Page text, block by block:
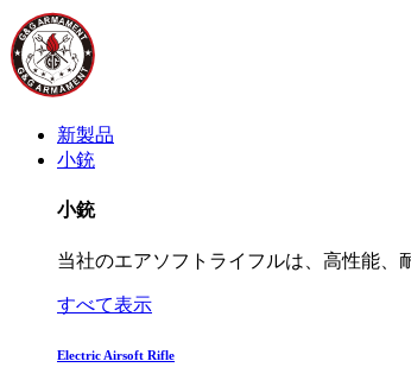
新製品
小銃
小銃
当社のエアソフトライフルは、高性能
すべて表示
Electric Airsoft Rifle